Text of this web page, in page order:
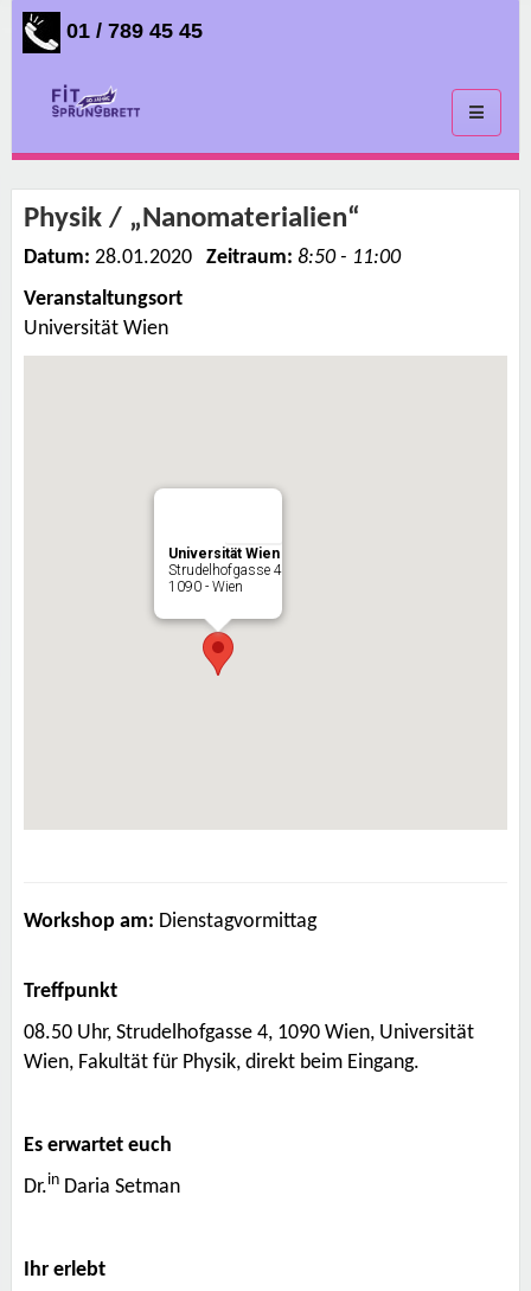
01 / 789 45 45
Toggle
Physik / „Nanomaterialien“
Datum: 28.01.2020 Zeitraum: 8:50 - 11:00
Veranstaltungsort
Universität Wien
Universität Wien
Strudelhofgasse 4
1090 - Wien
Workshop am: Dienstagvormittag
Treffpunkt
08.50 Uhr, Strudelhofgasse 4, 1090 Wien, Universität
Wien, Fakultät für Physik, direkt beim Eingang.
Es erwartet euch
Dr.in Daria Setman
Ihr erlebt